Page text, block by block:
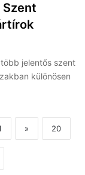
jelentős szent
különösen
» 20